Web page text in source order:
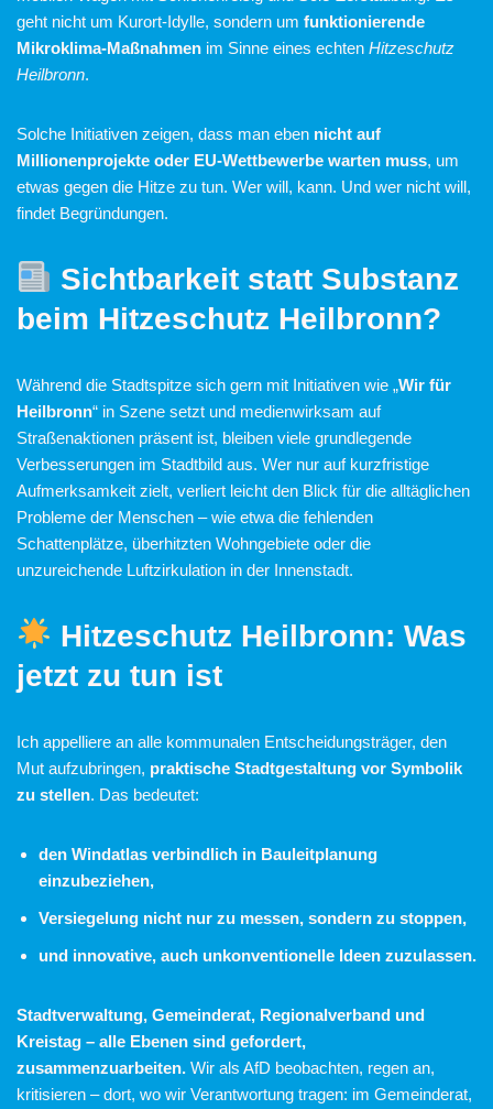
geht nicht um Kurort-Idylle, sondern um funktionierende
Mikroklima-Maßnahmen im Sinne eines echten Hitzeschutz
Heilbronn.
Solche Initiativen zeigen, dass man eben nicht auf
Millionenprojekte oder EU-Wettbewerbe warten muss, um
etwas gegen die Hitze zu tun. Wer will, kann. Und wer nicht will,
findet Begründungen.
Sichtbarkeit statt Substanz
beim Hitzeschutz Heilbronn?
Während die Stadtspitze sich gern mit Initiativen wie „Wir für
Heilbronn“ in Szene setzt und medienwirksam auf
Straßenaktionen präsent ist, bleiben viele grundlegende
Verbesserungen im Stadtbild aus. Wer nur auf kurzfristige
Aufmerksamkeit zielt, verliert leicht den Blick für die alltäglichen
Probleme der Menschen – wie etwa die fehlenden
Schattenplätze, überhitzten Wohngebiete oder die
unzureichende Luftzirkulation in der Innenstadt.
Hitzeschutz Heilbronn: Was
jetzt zu tun ist
Ich appelliere an alle kommunalen Entscheidungsträger, den
Mut aufzubringen, praktische Stadtgestaltung vor Symbolik
zu stellen. Das bedeutet:
den Windatlas verbindlich in Bauleitplanung
einzubeziehen,
Versiegelung nicht nur zu messen, sondern zu stoppen,
und innovative, auch unkonventionelle Ideen zuzulassen.
Stadtverwaltung, Gemeinderat, Regionalverband und
Kreistag – alle Ebenen sind gefordert,
zusammenzuarbeiten. Wir als AfD beobachten, regen an,
kritisieren – dort, wo wir Verantwortung tragen: im Gemeinderat,